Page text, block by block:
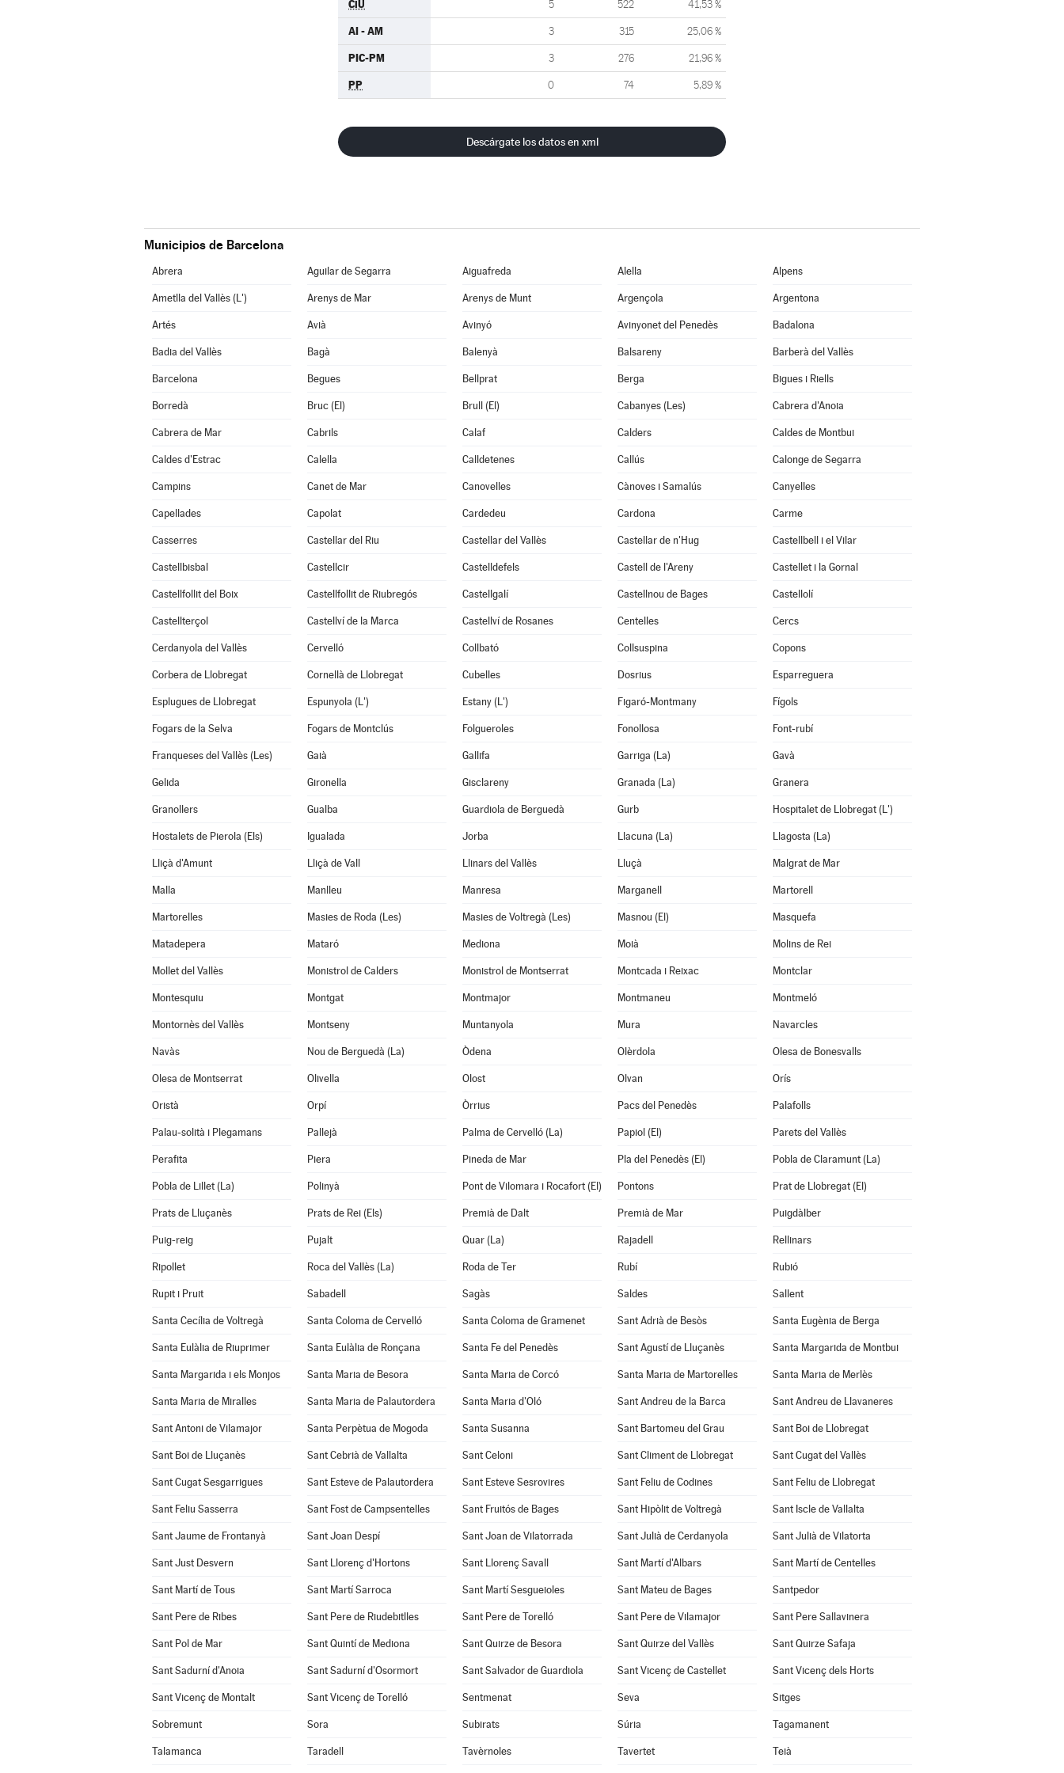
CiU 5 522 41,53 %
AI - AM 3 315 25,06 %
PIC-PM 3 276 21,96 %
PP 0 74 5,89 %
Descárgate los datos en xml
Municipios de Barcelona
Abrera Aguilar de Segarra Aiguafreda Alella Alpens
Ametlla del Vallès (L') Arenys de Mar Arenys de Munt Argençola Argentona
Artés Avià Avinyó Avinyonet del Penedès Badalona
Badia del Vallès Bagà Balenyà Balsareny Barberà del Vallès
Barcelona Begues Bellprat Berga Bigues i Riells
Borredà Bruc (El) Brull (El) Cabanyes (Les) Cabrera d'Anoia
Cabrera de Mar Cabrils Calaf Calders Caldes de Montbui
Caldes d'Estrac Calella Calldetenes Callús Calonge de Segarra
Campins Canet de Mar Canovelles Cànoves i Samalús Canyelles
Capellades Capolat Cardedeu Cardona Carme
Casserres Castellar del Riu Castellar del Vallès Castellar de n'Hug Castellbell i el Vilar
Castellbisbal Castellcir Castelldefels Castell de l'Areny Castellet i la Gornal
Castellfollit del Boix Castellfollit de Riubregós Castellgalí Castellnou de Bages Castellolí
Castellterçol Castellví de la Marca Castellví de Rosanes Centelles Cercs
Cerdanyola del Vallès Cervelló Collbató Collsuspina Copons
Corbera de Llobregat Cornellà de Llobregat Cubelles Dosrius Esparreguera
Esplugues de Llobregat Espunyola (L') Estany (L') Figaró-Montmany Fígols
Fogars de la Selva Fogars de Montclús Folgueroles Fonollosa Font-rubí
Franqueses del Vallès (Les) Gaià Gallifa Garriga (La) Gavà
Gelida Gironella Gisclareny Granada (La) Granera
Granollers Gualba Guardiola de Berguedà Gurb Hospitalet de Llobregat (L')
Hostalets de Pierola (Els) Igualada Jorba Llacuna (La) Llagosta (La)
Lliçà d'Amunt Lliçà de Vall Llinars del Vallès Lluçà Malgrat de Mar
Malla Manlleu Manresa Marganell Martorell
Martorelles Masies de Roda (Les) Masies de Voltregà (Les) Masnou (El) Masquefa
Matadepera Mataró Mediona Moià Molins de Rei
Mollet del Vallès Monistrol de Calders Monistrol de Montserrat Montcada i Reixac Montclar
Montesquiu Montgat Montmajor Montmaneu Montmeló
Montornès del Vallès Montseny Muntanyola Mura Navarcles
Navàs Nou de Berguedà (La) Òdena Olèrdola Olesa de Bonesvalls
Olesa de Montserrat Olivella Olost Olvan Orís
Oristà Orpí Òrrius Pacs del Penedès Palafolls
Palau-solità i Plegamans Pallejà Palma de Cervelló (La) Papiol (El) Parets del Vallès
Perafita Piera Pineda de Mar Pla del Penedès (El) Pobla de Claramunt (La)
Pobla de Lillet (La) Polinyà Pont de Vilomara i Rocafort (El) Pontons Prat de Llobregat (El)
Prats de Lluçanès Prats de Rei (Els) Premià de Dalt Premià de Mar Puigdàlber
Puig-reig Pujalt Quar (La) Rajadell Rellinars
Ripollet Roca del Vallès (La) Roda de Ter Rubí Rubió
Rupit i Pruit Sabadell Sagàs Saldes Sallent
Santa Cecília de Voltregà Santa Coloma de Cervelló Santa Coloma de Gramenet Sant Adrià de Besòs Santa Eugènia de Berga
Santa Eulàlia de Riuprimer Santa Eulàlia de Ronçana Santa Fe del Penedès Sant Agustí de Lluçanès Santa Margarida de Montbui
Santa Margarida i els Monjos Santa Maria de Besora Santa Maria de Corcó Santa Maria de Martorelles Santa Maria de Merlès
Santa Maria de Miralles Santa Maria de Palautordera Santa Maria d'Oló Sant Andreu de la Barca Sant Andreu de Llavaneres
Sant Antoni de Vilamajor Santa Perpètua de Mogoda Santa Susanna Sant Bartomeu del Grau Sant Boi de Llobregat
Sant Boi de Lluçanès Sant Cebrià de Vallalta Sant Celoni Sant Climent de Llobregat Sant Cugat del Vallès
Sant Cugat Sesgarrigues Sant Esteve de Palautordera Sant Esteve Sesrovires Sant Feliu de Codines Sant Feliu de Llobregat
Sant Feliu Sasserra Sant Fost de Campsentelles Sant Fruitós de Bages Sant Hipòlit de Voltregà Sant Iscle de Vallalta
Sant Jaume de Frontanyà Sant Joan Despí Sant Joan de Vilatorrada Sant Julià de Cerdanyola Sant Julià de Vilatorta
Sant Just Desvern Sant Llorenç d'Hortons Sant Llorenç Savall Sant Martí d'Albars Sant Martí de Centelles
Sant Martí de Tous Sant Martí Sarroca Sant Martí Sesgueioles Sant Mateu de Bages Santpedor
Sant Pere de Ribes Sant Pere de Riudebitlles Sant Pere de Torelló Sant Pere de Vilamajor Sant Pere Sallavinera
Sant Pol de Mar Sant Quintí de Mediona Sant Quirze de Besora Sant Quirze del Vallès Sant Quirze Safaja
Sant Sadurní d'Anoia Sant Sadurní d'Osormort Sant Salvador de Guardiola Sant Vicenç de Castellet Sant Vicenç dels Horts
Sant Vicenç de Montalt Sant Vicenç de Torelló Sentmenat Seva Sitges
Sobremunt Sora Subirats Súria Tagamanent
Talamanca Taradell Tavèrnoles Tavertet Teià